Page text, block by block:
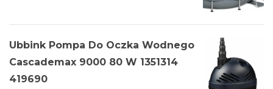
Ubbink Pompa Do Oczka Wodnego
Cascademax 9000 80 W 1351314
419690